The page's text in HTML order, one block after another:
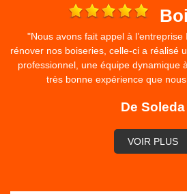
"Nous avons fait appel à
rénover nos boiseries, celle-ci a réalisé
professionnel, une équipe dynamique
très bonne expérience que
De Soleda
VOIR PLUS